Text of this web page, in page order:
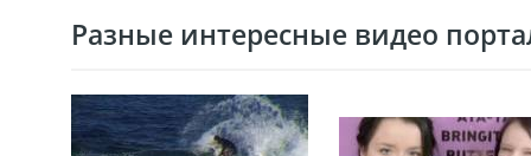
Разные интересные видео